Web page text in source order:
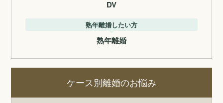
DV
熟年離婚したい方
熟年離婚
ケース別離婚のお悩み